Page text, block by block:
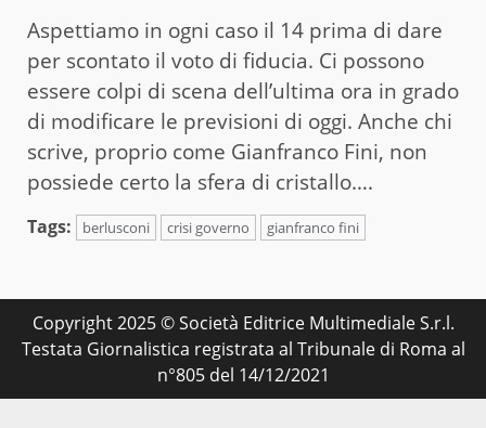
Aspettiamo in ogni caso il 14 prima di dare
per scontato il voto di fiducia. Ci possono
essere colpi di scena dell’ultima ora in grado
di modificare le previsioni di oggi. Anche chi
scrive, proprio come Gianfranco Fini, non
possiede certo la sfera di cristallo….
Tags: berlusconi crisi governo gianfranco fini
Copyright 2025 © Società Editrice Multimediale S.r.l.
Testata Giornalistica registrata al Tribunale di Roma al
n°805 del 14/12/2021